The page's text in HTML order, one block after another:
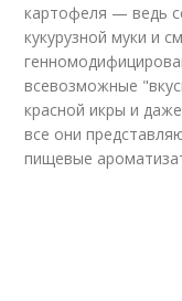
картофеля — ведь
кукурузной муки и
всевозможные
красной икры и
все они
пищевые